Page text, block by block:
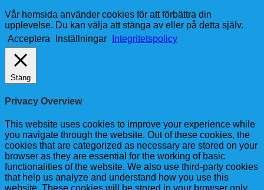
Vår hemsida använder cookies för att förbättra din
upplevelse. Du kan välja att stänga av eller på detta själv.
Acceptera
Inställningar Integritetspolicy
Stäng
Privacy Overview
This website uses cookies to improve your experience while
you navigate through the website. Out of these cookies, the
cookies that are categorized as necessary are stored on your
browser as they are essential for the working of basic
functionalities of the website. We also use third-party cookies
that help us analyze and understand how you use this